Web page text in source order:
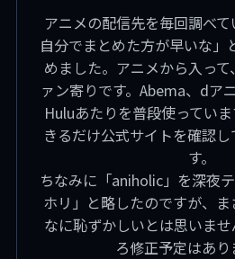
アニメの配信先を毎回調べ
自分でまとめた方が早いな
めました。アニメから入っ
ァン寄りです。Abema、dア
Huluあたりを普段使ってい
きるだけ公式サイトを確認
す。
ちなみに「aniholic」を深夜
ホリ」と略したのですが、
なに恥ずかしいとは思いま
ろ修正予定はあり